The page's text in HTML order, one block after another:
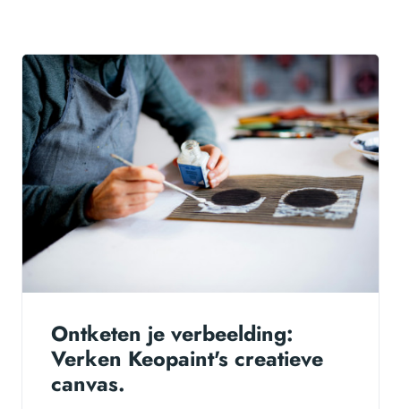
Ontketen je verbeelding:
Verken Keopaint's creatieve
canvas.